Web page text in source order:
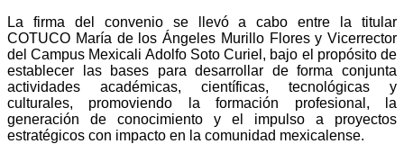
La firma del convenio se llevó a cabo entre la titular
COTUCO María de los Ángeles Murillo Flores y Vicerrector
del Campus Mexicali Adolfo Soto Curiel, bajo el propósito de
establecer las bases para desarrollar de forma conjunta
actividades académicas, científicas, tecnológicas y
culturales, promoviendo la formación profesional, la
generación de conocimiento y el impulso a proyectos
estratégicos con impacto en la comunidad mexicalense.